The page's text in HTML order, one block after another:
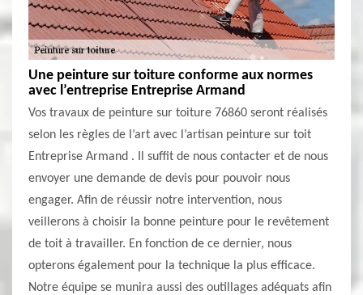
Une peinture sur toiture conforme aux normes
avec l’entreprise Entreprise Armand
Vos travaux de peinture sur toiture 76860 seront réalisés
selon les règles de l’art avec l’artisan peinture sur toit
Entreprise Armand . Il suffit de nous contacter et de nous
envoyer une demande de devis pour pouvoir nous
engager. Afin de réussir notre intervention, nous
veillerons à choisir la bonne peinture pour le revêtement
de toit à travailler. En fonction de ce dernier, nous
opterons également pour la technique la plus efficace.
Notre équipe se munira aussi des outillages adéquats afin